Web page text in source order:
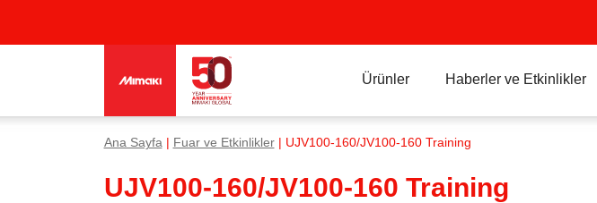
Ürünler Haberler ve Etkinlikler
Ana Sayfa| Fuar ve Etkinlikler| UJV100-160/JV100-160 Training
UJV100-160/JV100-160 Training